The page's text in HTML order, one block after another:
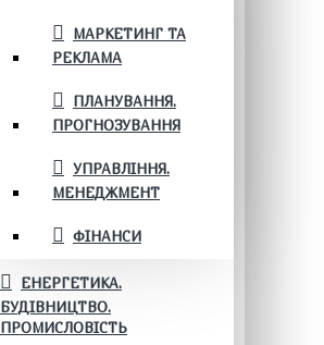
МАРКЕТИНГ ТА
РЕКЛАМА
ПЛАНУВАННЯ.
ПРОГНОЗУВАННЯ
УПРАВЛІННЯ.
МЕНЕДЖМЕНТ
ФІНАНСИ
ЕНЕРГЕТИКА.
БУДІВНИЦТВО.
ПРОМИСЛОВІСТЬ